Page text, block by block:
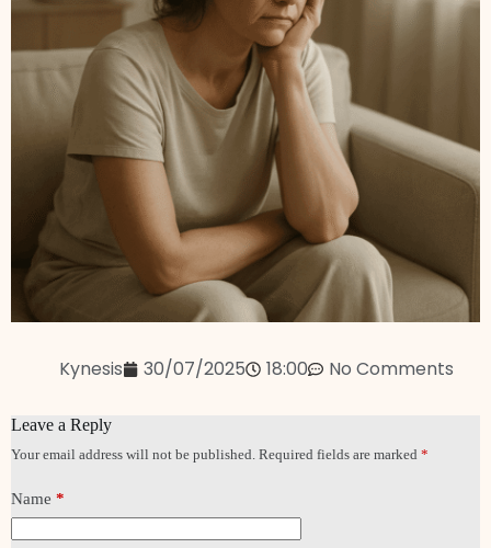
Kynesis 30/07/2025 18:00 No Comments
Leave a Reply
Your email address will not be published. Required fields are marked *
Name *